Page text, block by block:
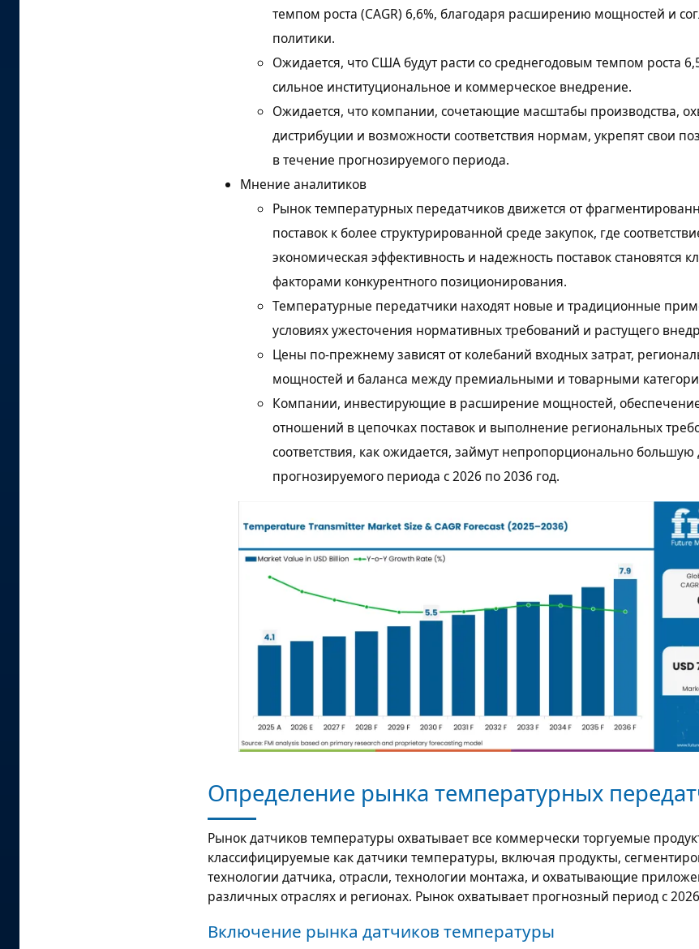
темпом роста (CAGR) 6,6%, благодаря расширению мощностей и
политики.
Ожидается, что США будут расти со среднегодовым темпом роста
сильное институциональное и коммерческое внедрение.
Ожидается, что компании, сочетающие масштабы производства,
дистрибуции и возможности соответствия нормам, укрепят свои
в течение прогнозируемого периода.
Мнение аналитиков
Рынок температурных передатчиков движется от
поставок к более структурированной среде закупок, где
экономическая эффективность и надежность поставок становятся
факторами конкурентного позиционирования.
Температурные передатчики находят новые и традиционные
условиях ужесточения нормативных требований и растущего
Цены по-прежнему зависят от колебаний входных затрат,
мощностей и баланса между премиальными и товарными
Компании, инвестирующие в расширение мощностей,
отношений в цепочках поставок и выполнение региональных
соответствия, как ожидается, займут непропорционально
прогнозируемого периода с 2026 по 2036 год.
Определение рынка температурных
Рынок датчиков температуры охватывает все коммерчески торгуемые
классифицируемые как датчики температуры, включая продукты,
технологии датчика, отрасли, технологии монтажа, и охватывающие
различных отраслях и регионах. Рынок охватывает прогнозный период с
Включение рынка датчиков температуры